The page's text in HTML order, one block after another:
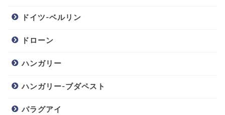
ドイツ-ベルリン
ドローン
ハンガリー
ハンガリー-ブダペスト
パラグアイ